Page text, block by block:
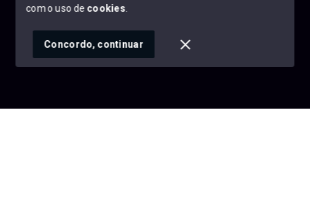
© Copyright 2026 - Alexandre Abreu Imóveis - Todos os
SITE PARA IMOBILIARIA
com o uso de cookies
Concordo, continuar